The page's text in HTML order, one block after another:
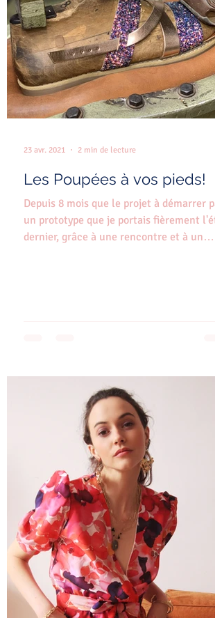
Les Poupées à vos pieds!
Depuis 8 mois que le projet à démarrer par
un prototype que je portais fièrement l'été
dernier, grâce à une rencontre et à un
23 avr. 2021 2 min de lecture